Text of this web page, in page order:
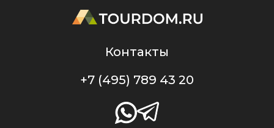
Контакты
+7 (495) 789 43 20